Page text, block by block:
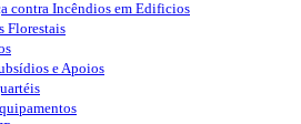
contra Incêndios em Edificios
Florestais
e Apoios